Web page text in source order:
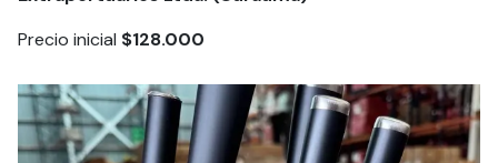
Precio inicial $128.000